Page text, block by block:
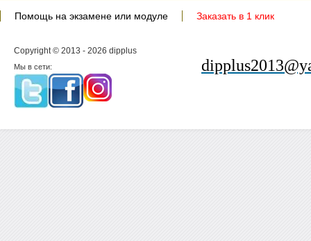
Помощь на экзамене или модуле Заказать в 1 клик
Copyright © 2013 - 2026 dipplus
Мы в сети: